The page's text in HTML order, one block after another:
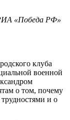
«Победа РФ»
клуба
военной
о том, почему
и о